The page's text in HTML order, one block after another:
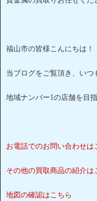
福山市の皆様こんにちは！
当ブログをご覧頂き、いつ
地域ナンバー1の店舗を目
お電話でのお問い合わせは
その他の買取商品の紹介は
地図の確認はこちら